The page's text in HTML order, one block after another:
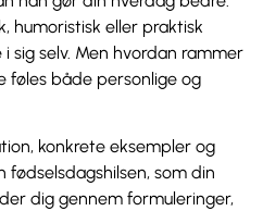
humoristisk eller praktisk
sig selv. Men hvordan rammer
føles både personlige og
konkrete eksempler og
fødselsdagshilsen, som din
dig gennem formuleringer,